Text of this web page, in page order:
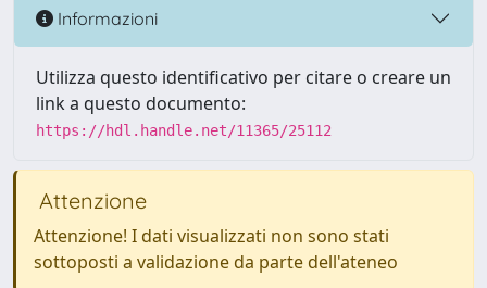
Informazioni
Utilizza questo identificativo per citare o creare un
link a questo documento:
https://hdl.handle.net/11365/25112
Attenzione
Attenzione! I dati visualizzati non sono stati
sottoposti a validazione da parte dell'ateneo